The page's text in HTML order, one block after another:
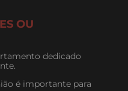
OU
dedicado
é importante para